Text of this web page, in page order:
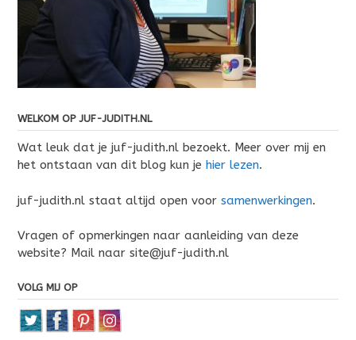
WELKOM OP JUF-JUDITH.NL
Wat leuk dat je juf-judith.nl bezoekt. Meer over mij en
het ontstaan van dit blog kun je hier lezen.
juf-judith.nl staat altijd open voor samenwerkingen.
Vragen of opmerkingen naar aanleiding van deze
website? Mail naar site@juf-judith.nl
VOLG MIJ OP